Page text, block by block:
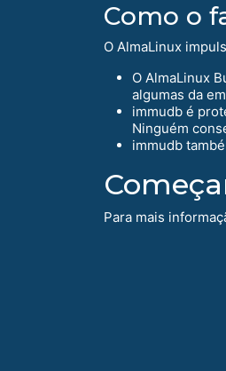
Como o
O AlmaLinux
O AlmaLinux
algumas da
immudb é
Ninguém
immudb
Para mais